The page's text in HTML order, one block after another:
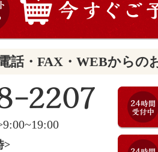
話・FAX・WEBからの
>